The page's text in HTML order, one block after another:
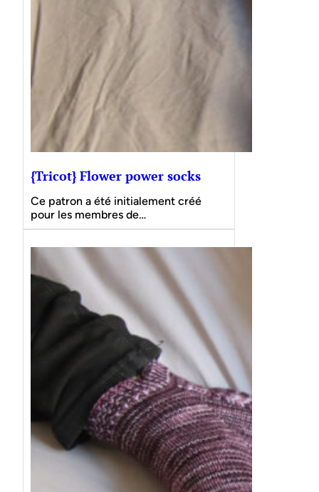
{Tricot} Flower power socks
Ce patron a été initialement créé
pour les membres de…